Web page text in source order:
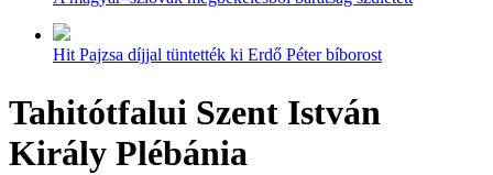
Hit Pajzsa díjjal tüntették ki Erdő Péter bíborost
Tahitótfalui Szent István
Király Plébánia